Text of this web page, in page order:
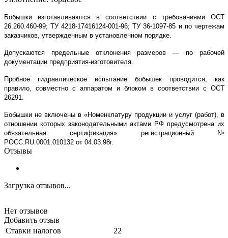
Бобышки изготавливаются в соответствии с требованиями ОСТ
26.260.460-99; ТУ 4218-17416124-001-96; ТУ 36-1097-85 и по чертежам
заказчиков, утвержденным в установленном порядке.
Допускаются предельные отклонения размеров — по рабочей
документации предприятия-изготовителя.
Пробное гидравлическое испытание бобышек проводится, как
правило, совместно с аппаратом и блоком в соответствии с ОСТ
26291.
Бобышки не включены в «Номенклатуру продукции и услуг (работ), в
отношении которых законодательными актами РФ предусмотрена их
обязательная сертификация» регистрационный №
РОСС. RU .0001.010132 от 04.03.98г.
Отзывы
Загрузка отзывов...
Нет отзывов
Добавить отзыв
Ставки налогов
22